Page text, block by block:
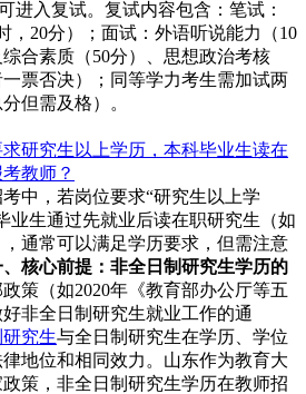
进入复试。复试内容包含：笔试：
，20分）；面试：外语听说能力（10
合素质（50分）、思想政治考核
一票否决）；同等学力考生需加试两
但需及格）。
研究生以上学历，本科毕业生读在
教师？
中，若岗位要求“研究生以上学
业生通过先就业后读在职研究生（如
通常可以满足学历要求，但需注意
、核心前提：非全日制研究生学历的
策（如2020年《教育部办公厅等五
非全日制研究生就业工作的通
究生与全日制研究生在学历、学位
地位和相同效力。山东作为教育大
策，非全日制研究生学历在教师招